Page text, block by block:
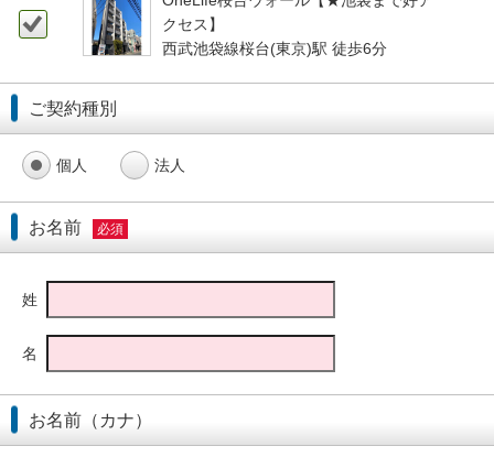
クセス】
西武池袋線桜台(東京)駅 徒歩6分
ご契約種別
個人 法人
お名前 必須
姓
名
お名前（カナ）